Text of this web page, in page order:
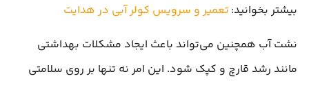
بیشتر بخوانید: تعمیر و سرویس کولر آبی در هدایت
نشت آب همچنین می‌تواند باعث ایجاد مشکلات بهداشتی
مانند رشد قارچ و کپک شود. این امر نه تنها بر روی سلامتی